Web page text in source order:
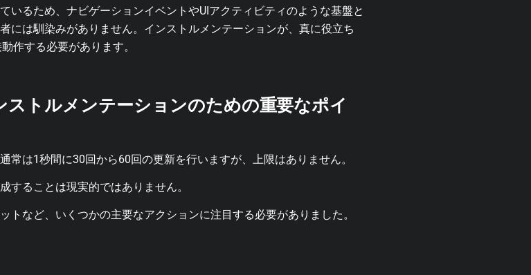
いるため、ナビゲーションイベントやUIアクティビティのような基盤と
には馴染みがありません。インストルメンテーションが、真に役立ち
作する必要があります。
ストルメンテーションのための重要なポイ
常は1秒間に30回から60回の更新を行いますが、上限はありません。
することは現実的ではありません。
トなど、いくつかの主要なアクションに注目する必要がありました。